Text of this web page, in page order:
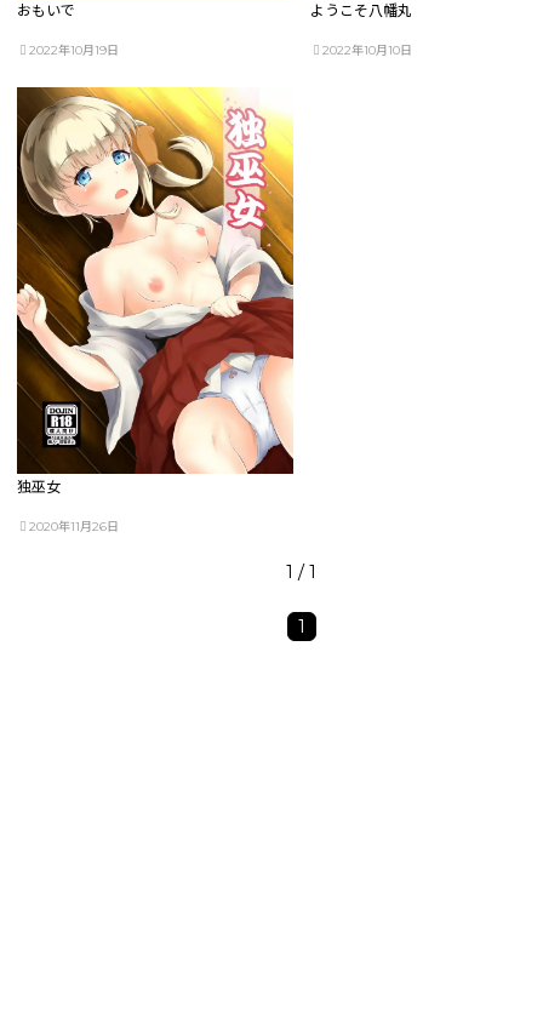
おもいで
2022年10月19日
ようこそ八幡丸
2022年10月10日
独巫女
2020年11月26日
1 / 1
1